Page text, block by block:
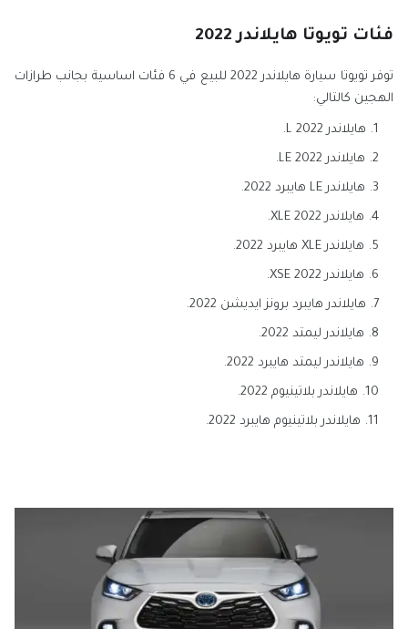
فئات تويوتا هايلاندر 2022
توفر تويوتا سيارة هايلاندر 2022 للبيع في 6 فئات اساسية بجانب طرازات
الهجين كالتالي:
هايلاندر L 2022.
هايلاندر LE 2022.
هايلاندر LE هايبرد 2022.
هايلاندر XLE 2022.
هايلاندر XLE هايبرد 2022.
هايلاندر XSE 2022.
هايلاندر هايبرد برونز ايديشن 2022.
هايلاندر ليمتد 2022.
هايلاندر ليمتد هايبرد 2022.
هايلاندر بلاتينيوم 2022.
هايلاندر بلاتينيوم هايبرد 2022.